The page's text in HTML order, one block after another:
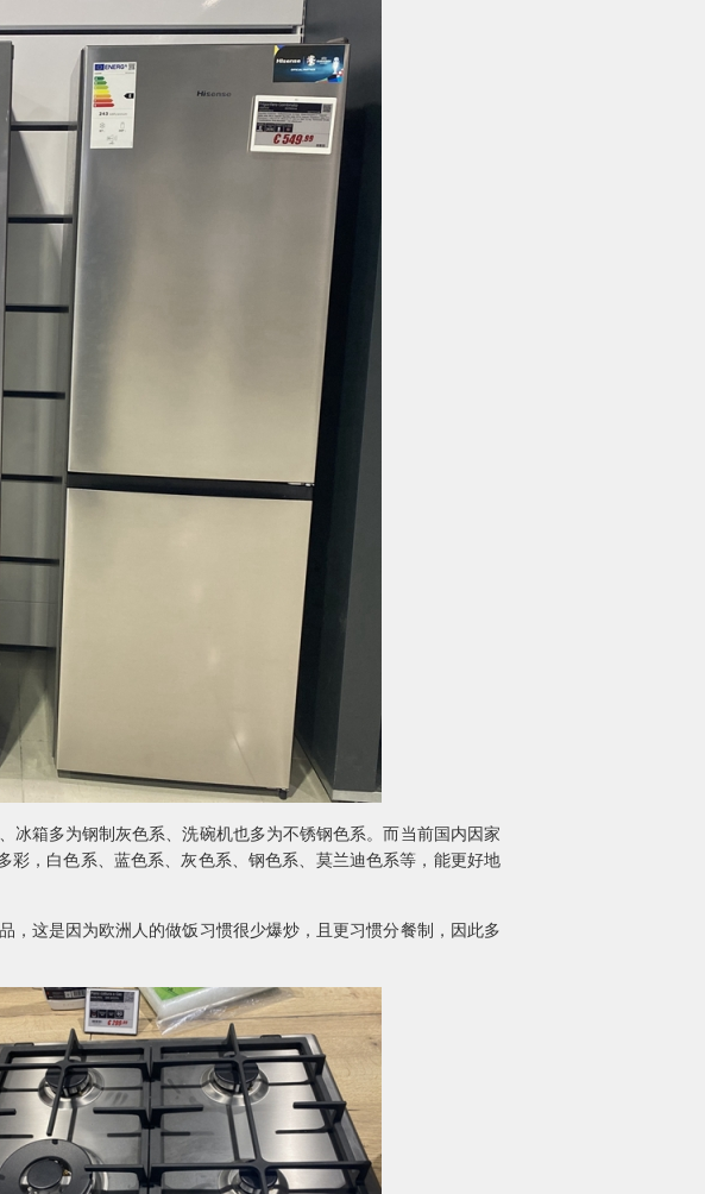
箱多为钢制灰色系、洗碗机也多为不锈钢色系。而当前国内因家
彩，白色系、蓝色系、灰色系、钢色系、莫兰迪色系等，能更好地
这是因为欧洲人的做饭习惯很少爆炒，且更习惯分餐制，因此多